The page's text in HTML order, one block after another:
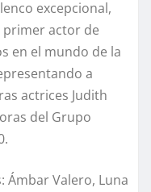
excepcional,
primer actor de
en el mundo de la
a
actrices Judith
del Grupo
Ámbar Valero, Luna